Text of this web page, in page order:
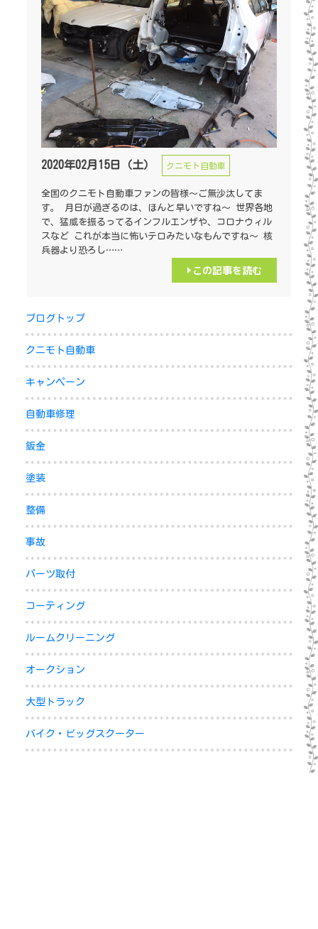
2020年02月15日（土） クニモト自動車
全国のクニモト自動車ファンの皆様～ご無沙汰してま
す。 月日が過ぎるのは、ほんと早いですね～ 世界各地
で、猛威を振るってるインフルエンザや、コロナウィル
スなど これが本当に怖いテロみたいなもんですね～ 核
兵器より恐ろし……
この記事を読む
ブログトップ
クニモト自動車
キャンペーン
自動車修理
鈑金
塗装
整備
事故
パーツ取付
コーティング
ルームクリーニング
オークション
大型トラック
バイク・ビッグスクーター